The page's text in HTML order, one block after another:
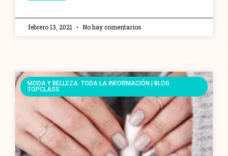
febrero 13, 2021 No hay comentarios
MODA Y BELLEZA: TODA LA INFORMACIÓN | BLOG
TOPCLASS